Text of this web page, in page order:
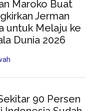
Maroko Buat
Jerman
untuk Melaju ke
Dunia 2026
90 Persen